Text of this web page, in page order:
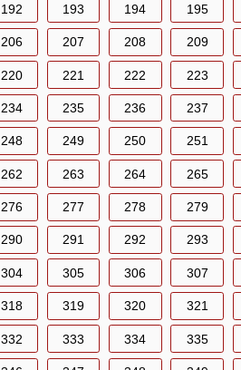
192 193 194 195
206 207 208 209
220 221 222 223
234 235 236 237
248 249 250 251
262 263 264 265
276 277 278 279
290 291 292 293
304 305 306 307
318 319 320 321
332 333 334 335